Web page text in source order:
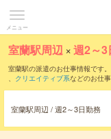
メニュー
室蘭駅周辺 ×週2～3
室蘭駅の派遣のお仕事情報です。
、 クリエイティブ系などのお仕
室蘭駅周辺 / 週2～3日勤務